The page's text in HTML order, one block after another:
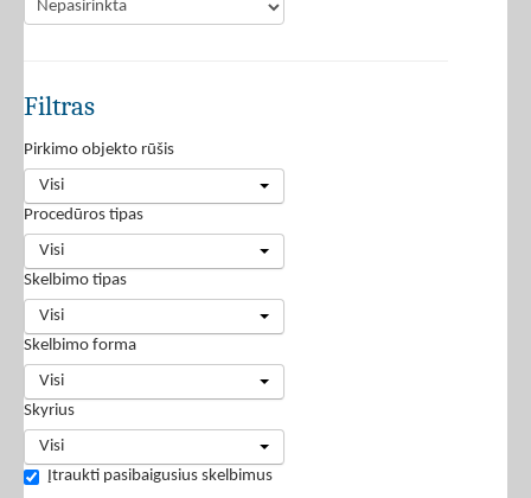
Filtras
Pirkimo objekto rūšis
Visi
Procedūros tipas
Visi
Skelbimo tipas
Visi
Skelbimo forma
Visi
Skyrius
Visi
Įtraukti pasibaigusius skelbimus